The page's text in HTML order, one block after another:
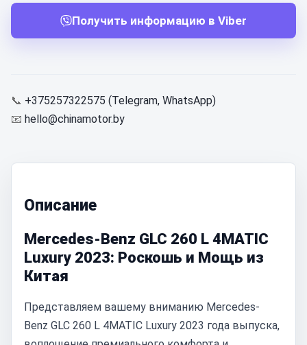
Получить информацию в Viber
📞 +375257322575 (Telegram, WhatsApp)
📧 hello@chinamotor.by
Описание
Mercedes-Benz GLC 260 L 4MATIC
Luxury 2023: Роскошь и Мощь из
Китая
Представляем вашему вниманию Mercedes-
Benz GLC 260 L 4MATIC Luxury 2023 года выпуска,